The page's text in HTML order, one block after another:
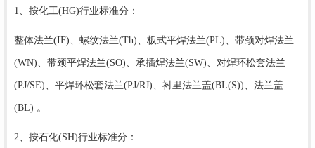
1、按化工(HG)行业标准分：
整体法兰(IF)、螺纹法兰(Th)、板式平焊法兰(PL)、带颈对焊法兰
(WN)、带颈平焊法兰(SO)、承插焊法兰(SW)、对焊环松套法兰
(PJ/SE)、平焊环松套法兰(PJ/RJ)、衬里法兰盖(BL(S))、法兰盖
(BL) 。
2、按石化(SH)行业标准分：